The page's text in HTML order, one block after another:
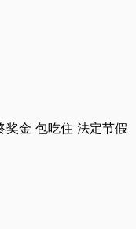
奖金 包吃住 法定节假